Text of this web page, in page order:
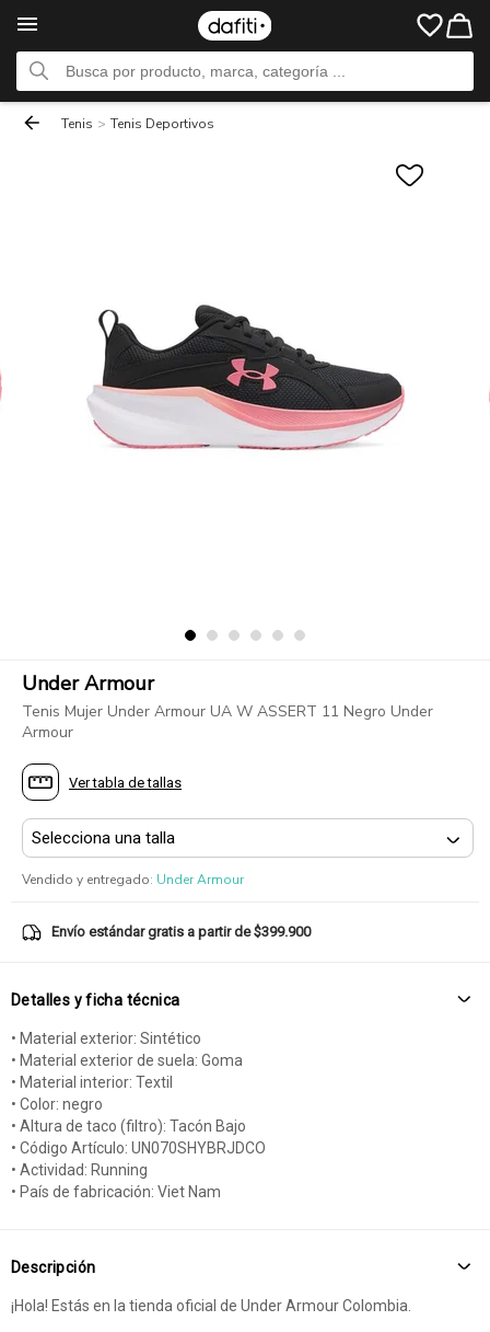
Tenis > Tenis Deportivos
Under Armour
Tenis Mujer Under Armour UA W ASSERT 11 Negro Under
Armour
Ver tabla de tallas
Vendido y entregado: Under Armour
Envío estándar gratis a partir de $399.900
Detalles y ficha técnica
• Material exterior: Sintético
• Material exterior de suela: Goma
• Material interior: Textil
• Color: negro
• Altura de taco (filtro): Tacón Bajo
• Código Artículo: UN070SHYBRJDCO
• Actividad: Running
• País de fabricación: Viet Nam
Descripción
¡Hola! Estás en la tienda oficial de Under Armour Colombia.